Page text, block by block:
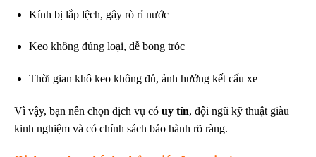
Kính bị lắp lệch, gây rò rỉ nước
Keo không đúng loại, dễ bong tróc
Thời gian khô keo không đủ, ảnh hưởng kết cấu xe
Vì vậy, bạn nên chọn dịch vụ có uy tín, đội ngũ kỹ thuật giàu
kinh nghiệm và có chính sách bảo hành rõ ràng.